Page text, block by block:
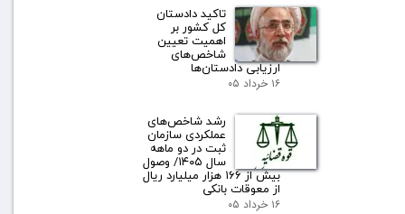
تاکید دادستان
کل کشور بر
اهمیت تعیین
شاخص‌های
ارزیابی دادستان‌ها
۱۶ خرداد ۰۵
رشد شاخص‌های
عملکردی سازمان
ثبت در دو ماهه
سال ۱۴۰۵/ وصول
بیش از ۱۶۶ هزار میلیارد ریال
از معوقات بانکی
۱۶ خرداد ۰۵